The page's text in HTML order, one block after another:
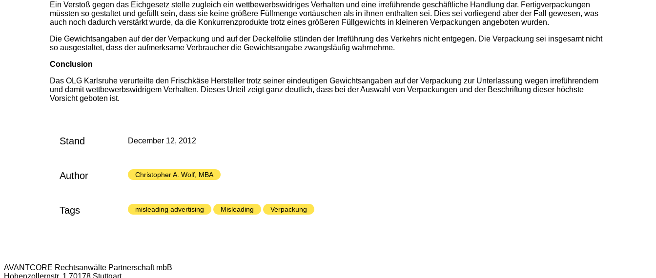
Ein Verstoß gegen das Eichgesetz stelle zugleich ein wettbewerbswidriges Verhalten und eine irreführende geschäftliche Handlung dar. Fertigverpackungen
müssten so gestaltet und gefüllt sein, dass sie keine größere Füllmenge vortäuschen als in ihnen enthalten sei. Dies sei vorliegend aber der Fall gewesen, was
auch noch dadurch verstärkt wurde, da die Konkurrenzprodukte trotz eines größeren Füllgewichts in kleineren Verpackungen angeboten wurden.
Die Gewichtsangaben auf der der Verpackung und auf der Deckelfolie stünden der Irreführung des Verkehrs nicht entgegen. Die Verpackung sei insgesamt nicht
so ausgestaltet, dass der aufmerksame Verbraucher die Gewichtsangabe zwangsläufig wahrnehme.
Conclusion
Das OLG Karlsruhe verurteilte den Frischkäse Hersteller trotz seiner eindeutigen Gewichtsangaben auf der Verpackung zur Unterlassung wegen irreführendem
und damit wettbewerbswidrigem Verhalten. Dieses Urteil zeigt ganz deutlich, dass bei der Auswahl von Verpackungen und der Beschriftung dieser höchste
Vorsicht geboten ist.
Stand December 12, 2012
Author Christopher A. Wolf, MBA
Tags misleading advertising Misleading Verpackung
AVANTCORE Rechtsanwälte Partnerschaft mbB
Hohenzollernstr. 1 70178 Stuttgart